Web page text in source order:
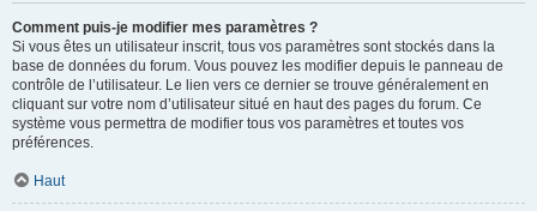
Comment puis-je modifier mes paramètres ?
Si vous êtes un utilisateur inscrit, tous vos paramètres sont stockés dans la
base de données du forum. Vous pouvez les modifier depuis le panneau de
contrôle de l’utilisateur. Le lien vers ce dernier se trouve généralement en
cliquant sur votre nom d’utilisateur situé en haut des pages du forum. Ce
système vous permettra de modifier tous vos paramètres et toutes vos
préférences.
Haut